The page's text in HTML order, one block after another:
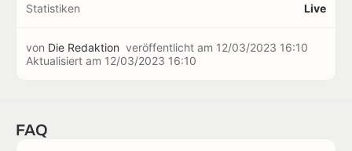
Statistiken Live
von Die Redaktion veröffentlicht am 12/03/2023 16:10
Aktualisiert am 12/03/2023 16:10
FAQ